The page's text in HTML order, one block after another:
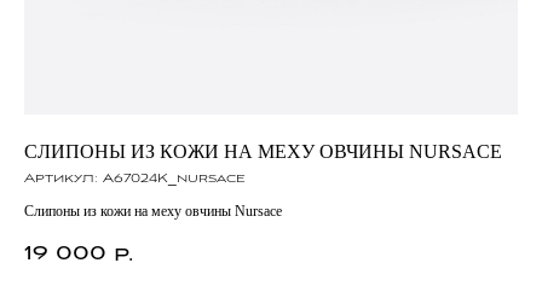
СЛИПОНЫ ИЗ КОЖИ НА МЕХУ ОВЧИНЫ NURSACE
Артикул: A67024K_nursace
Слипоны из кожи на меху овчины Nursace
19 000 р.